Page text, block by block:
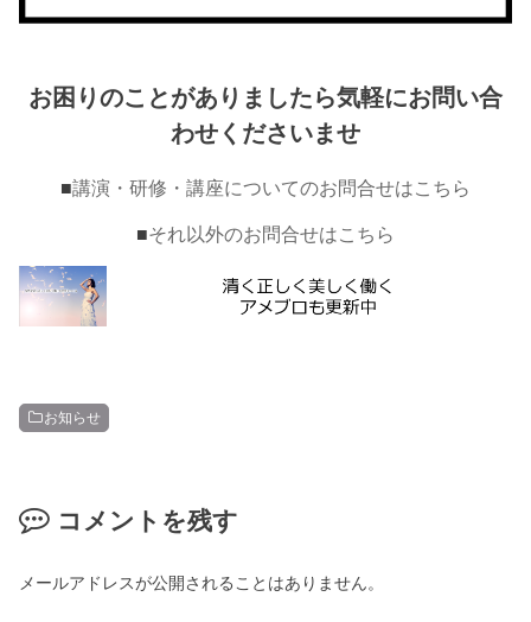
お困りのことがありましたら気軽にお問い合
わせくださいませ
■講演・研修・講座についてのお問合せはこちら
■それ以外のお問合せはこちら
お知らせ
コメントを残す
メールアドレスが公開されることはありません。